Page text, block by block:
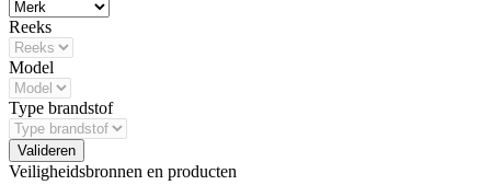
Reeks
Model
Type brandstof
Valideren
Veiligheidsbronnen en producten